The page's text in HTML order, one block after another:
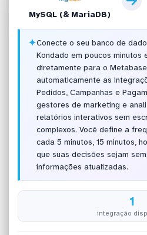
MySQL (& MariaDB)
✦Conecte o seu banco de
Kondado em poucos minutos
diretamente para o
automaticamente as
Pedidos, Campanhas e
gestores de marketing e
relatórios interativos sem
complexos. Você define a
cada 5 minutos, 15 minutos,
que suas decisões sejam
informações atualizadas.
1
integração